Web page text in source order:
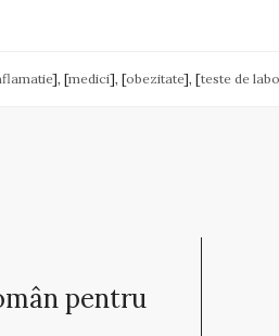
], [medici], [obezitate], [teste de
pentru